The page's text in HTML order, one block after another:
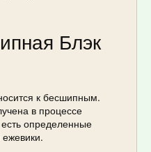
Блэк
к бесшипным.
в процессе
определенные